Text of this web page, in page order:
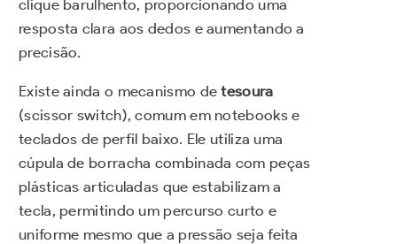
clique barulhento, proporcionando uma
resposta clara aos dedos e aumentando a
precisão.
Existe ainda o mecanismo detesoura
(scissor switch), comum em notebooks e
teclados de perfil baixo. Ele utiliza uma
cúpula de borracha combinada com peças
plásticas articuladas que estabilizam a
tecla, permitindo um percurso curto e
uniforme mesmo que a pressão seja feita